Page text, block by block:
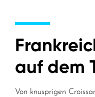
auf dem
Von knusprigen